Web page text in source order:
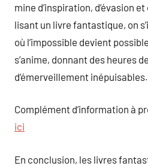
mine d’inspiration, d’évasion
lisant un livre fantastique, on
où l’impossible devient
s’anime, donnant des heures
d’émerveillement inépuisables.
Complément d’information à
ici
En conclusion, les livres